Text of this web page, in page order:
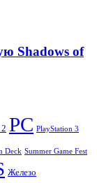
Shadows of
PC PlayStation 3
Deck Summer Game Fest
Железо